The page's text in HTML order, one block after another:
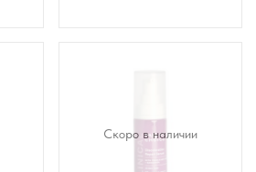
Скоро в наличии